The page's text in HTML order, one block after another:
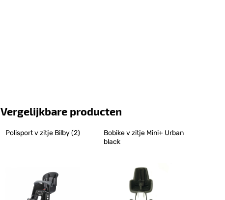
Vergelijkbare producten
Polisport v zitje Bilby (2)
Bobike v zitje Mini+ Urban
black